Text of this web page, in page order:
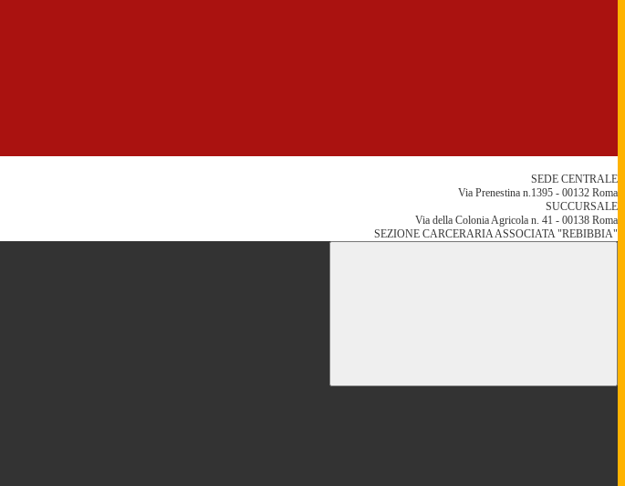
SEDE CENTRALE
Via Prenestina n.1395 - 00132 Roma
SUCCURSALE
Via della Colonia Agricola n. 41 - 00138 Roma
SEZIONE CARCERARIA ASSOCIATA "REBIBBIA"